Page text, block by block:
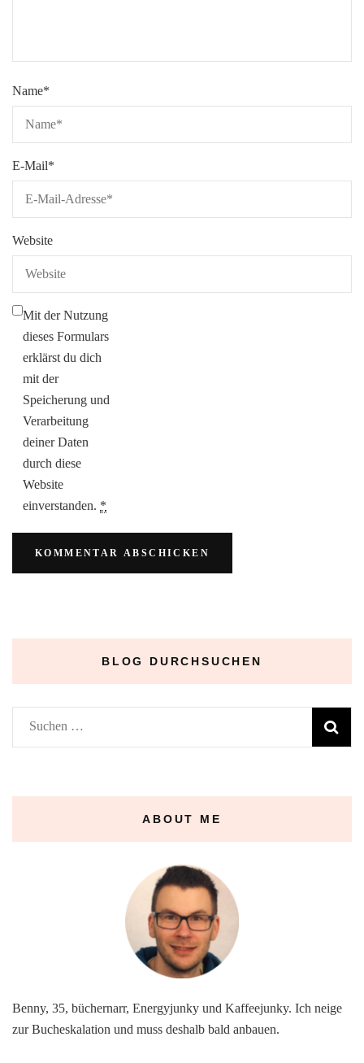
Name*
E-Mail*
Website
Mit der Nutzung
dieses Formulars
erklärst du dich
mit der
Speicherung und
Verarbeitung
deiner Daten
durch diese
Website
einverstanden. *
BLOG DURCHSUCHEN
Suchen
nach:
ABOUT ME
Benny, 35, büchernarr, Energyjunky und Kaffeejunky. Ich neige
zur Bucheskalation und muss deshalb bald anbauen.